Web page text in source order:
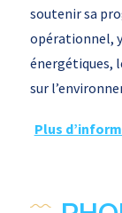
soutenir sa
opérationnel,
énergétiques,
sur
Plus